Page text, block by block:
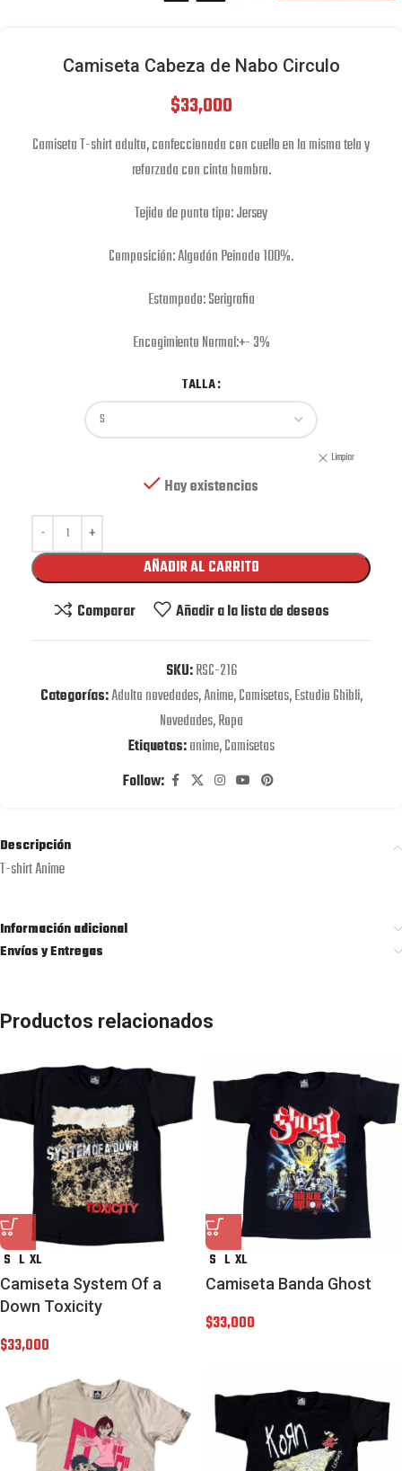
Camiseta Cabeza de Nabo Circulo
$33,000
Camiseta T-shirt adulto, confeccionada con cuello en la misma tela y
reforzada con cinta hombro.
Tejido de punto tipo: Jersey
Composición: Algodón Peinado 100%.
Estampado: Serigrafia
Encogimiento Normal:+- 3%
TALLA
Limpiar
Hay existencias
AÑADIR AL CARRITO
Comparar
Añadir a la lista de deseos
SKU:RSC-216
Categorías:Adulto novedades,Anime,Camisetas,Estudio Ghibli,
Novedades,Ropa
Etiquetas:anime,Camisetas
Follow:
Descripción
T-shirt Anime
Información adicional
Envíos y Entregas
Productos relacionados
S L XL
Camiseta System Of a
Down Toxicity
$33,000
S L XL
Camiseta Banda Ghost
$33,000